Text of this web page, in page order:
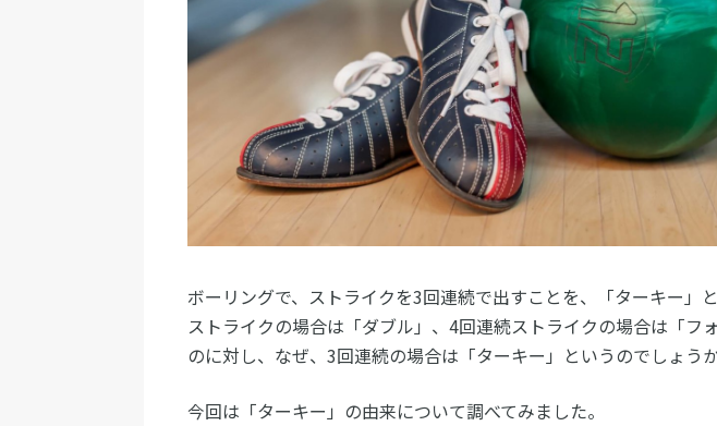
ボーリングで、ストライクを3回連続で出すことを、「ターキー」
ストライクの場合は「ダブル」、4回連続ストライクの場合は「フ
のに対し、なぜ、3回連続の場合は「ターキー」というのでしょう
今回は「ターキー」の由来について調べてみました。